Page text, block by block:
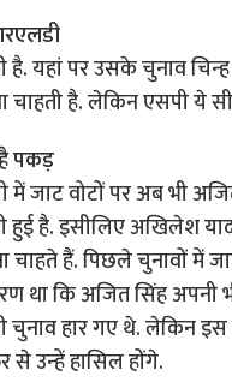
है. यहां पर उसके चुनाव
है. लेकिन एसपी ये
पकड़
में जाट वोटों पर अब भी
हुई है. इसीलिए अखिलेश
चाहते हैं. पिछले चुनावों में
था कि अज‍ित सि‍ंह अपनी
हार गए थे. लेक‍िन इस
से उन्‍हें हास‍िल होंगे.